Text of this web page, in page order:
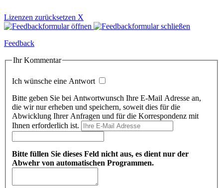
Lizenzen zurücksetzen X
Feedback
Ihr Kommentar
Ich wünsche eine Antwort
Bitte geben Sie bei Antwortwunsch Ihre E-Mail Adresse an,
die wir nur erheben und speichern, soweit dies für die
Abwicklung Ihrer Anfragen und für die Korrespondenz mit
Ihnen erforderlich ist.
Bitte füllen Sie dieses Feld nicht aus, es dient nur der
Abwehr von automatischen Programmen.